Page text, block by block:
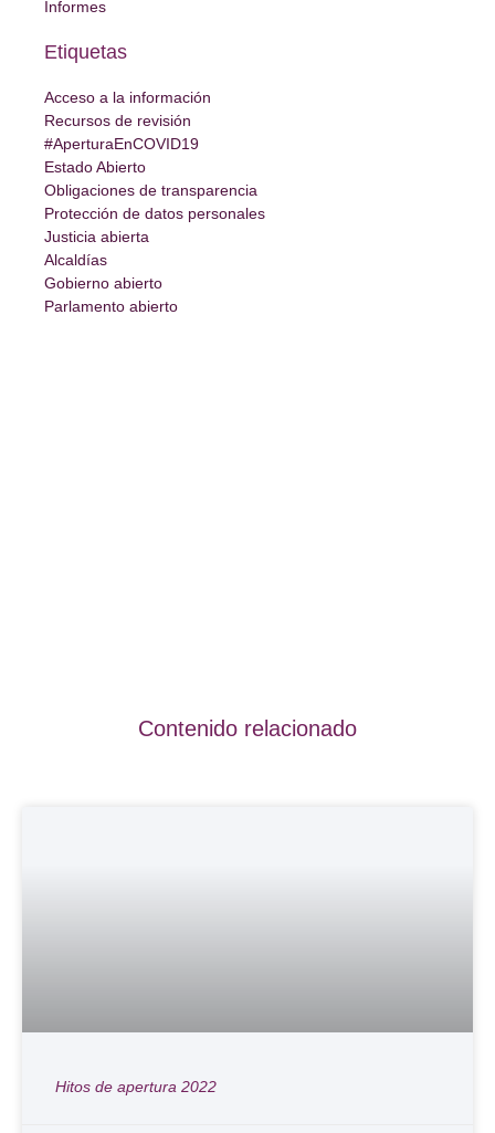
Informes
Etiquetas
Acceso a la información
Recursos de revisión
#AperturaEnCOVID19
Estado Abierto
Obligaciones de transparencia
Protección de datos personales
Justicia abierta
Alcaldías
Gobierno abierto
Parlamento abierto
Contenido relacionado
Hitos de apertura 2022